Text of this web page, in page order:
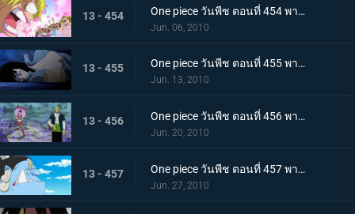
13 - 454 One piece วันพีช ตอนที่ 454 พากย์ไทย พรรคพวกอยู่ไหนกันบ้าง นกน้อยของแม่นกยักษ์และการประจันหน้าสีชมพู!
Jun. 06, 2010
13 - 455 One piece วันพีช ตอนที่ 455 พากย์ไทย พรรคพวกอยู่ไหนกันบ้าง กองทัพปฏิวัติและกับดักในป่าชูชก!
Jun. 13, 2010
13 - 456 One piece วันพีช ตอนที่ 456 พากย์ไทย พรรคพวกอยู่ไหนกันบ้าง ป้ายหลุมศพยักษ์และหนี้บุญคุณกางเกงใน
Jun. 20, 2010
13 - 457 One piece วันพีช ตอนที่ 457 พากย์ไทย ตอนพิเศษรำลึกความหลังก่อนถึงศูนย์ใหญ่ - คำสาบานของพี่น้อง!
Jun. 27, 2010